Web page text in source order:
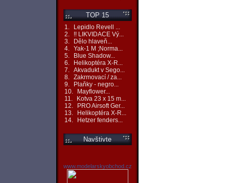
TOP 15
1.
Lepidlo Revell ...
2.
!! LIKVIDACE Vý...
3.
Dělo hlaveň...
4. Yak-1 M ;Norma...
5.
Blue Shadow...
6.
Helikoptéra X-R...
7. Akvadukt v Sego...
8. Zakrmovací / za...
9.
Plaňky - negro...
10.
Mayflower...
11.
Kotva 23 x 15 m...
12.
PRO Airsoft Ger...
13.
Helikoptéra X-R...
14.
Hetzer fenders...
Navštivte
www.modelarskyobchod.cz